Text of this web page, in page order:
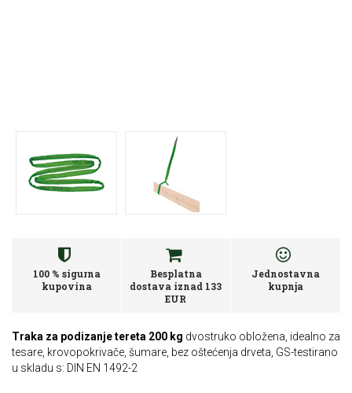
100 % sigurna
kupovina
Besplatna
dostava iznad 133
EUR
Jednostavna
kupnja
Traka za podizanje tereta 200 kg dvostruko obložena, idealno za
tesare, krovopokrivače, šumare, bez oštećenja drveta, GS-testirano
u skladu s: DIN EN 1492-2